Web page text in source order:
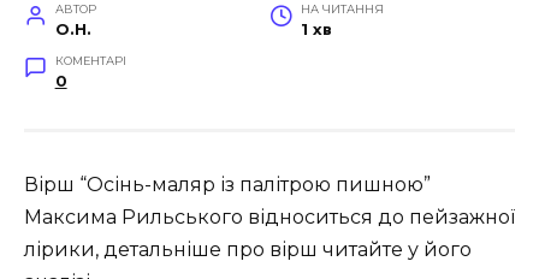
АВТОР
O.H.
НА ЧИТАННЯ
1 хв
КОМЕНТАРІ
0
Вірш “Осінь-маляр із палітрою пишною”
Максима Рильського відноситься до пейзажної
лірики, детальніше про вірш читайте у його